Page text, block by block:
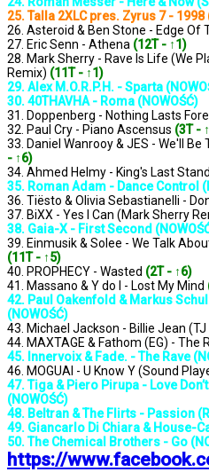
25. Talla 2XLC pres. Zyrus 7 - 1998
26. Asteroid & Ben Stone - Edge Of
27. Eric Senn - Athena (12T - ↑1)
28. Mark Sherry - Rave Is Life (We
Remix) (11T - ↑1)
29. Alex M.O.R.P.H. - Sparta
30. 40THAVHA - Roma (NOWOŚĆ)
31. Doppenberg - Nothing Lasts
32. Paul Cry - Piano Ascensus (3T -
33. Daniel Wanrooy & JES - We'll
- ↑6)
34. Ahmed Helmy - King's Last Stand
35. Roman Adam - Dance Control
36. Tiësto & Olivia Sebastianelli -
37. BiXX - Yes I Can (Mark Sherry
38. Gaia-X - First Second
39. Einmusik & Solee - We Talk
(11T - ↑5)
40. PROPHECY - Wasted (2T - ↑6)
41. Massano & Y do I - Lost My Mind
42. Paul Oakenfold & Markus
(NOWOŚĆ)
43. Michael Jackson - Billie Jean
44. MAXTAGE & Fathom (EG) - The
45. Innervoix & Fade. - The Rave
46. MOGUAI - U Know Y (Sound
47. Tiga & Piero Pirupa - Love
(NOWOŚĆ)
48. Beltran & The Flirts - Passion
49. Giancarlo Di Chiara & House-
50. The Chemical Brothers - Go
https://